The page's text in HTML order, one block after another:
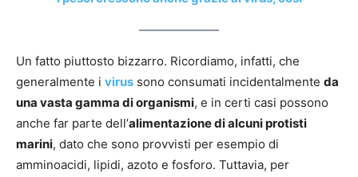
Un fatto piuttosto bizzarro. Ricordiamo, infatti, che
generalmente i virus sono consumati incidentalmente da
una vasta gamma di organismi, e in certi casi possono
anche far parte dell’alimentazione di alcuni protisti
marini, dato che sono provvisti per esempio di
amminoacidi, lipidi, azoto e fosforo. Tuttavia, per